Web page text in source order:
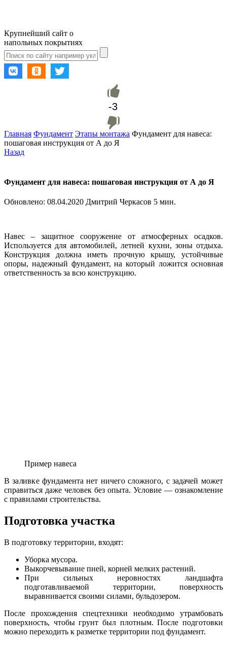
Крупнейший сайт о
напольных покрытиях
-3
Главная Фундамент Этапы монтажа Фундамент для навеса:
пошаговая инструкция от А до Я
Назад
Фундамент для навеса: пошаговая инструкция от А до Я
Обновлено: 08.04.2020 Дмитрий Черкасов 5 мин.
Навес – защитное сооружение от атмосферных осадков.
Используется для автомобилей, летней кухни, зоны отдыха.
Конструкция должна иметь прочную крышу, устойчивые
опоры, надежный фундамент, на который ложится основная
ответственность за всю конструкцию.
Пример навеса
В заливке фундамента нет ничего сложного, с задачей может
справиться даже человек без опыта. Условие — ознакомление
с правилами строительства.
Подготовка участка
В подготовку территории, входят:
Уборка мусора.
Выкорчевывание пней, корней мелких растений.
При сильных неровностях ландшафта
подготавливаемой территории, поверхность
выравнивается своими силами, бульдозером.
После прохождения спецтехники необходимо утрамбовать
поверхность, чтобы грунт был плотным. После подготовки
можно переходить к разметке территории под фундамент.